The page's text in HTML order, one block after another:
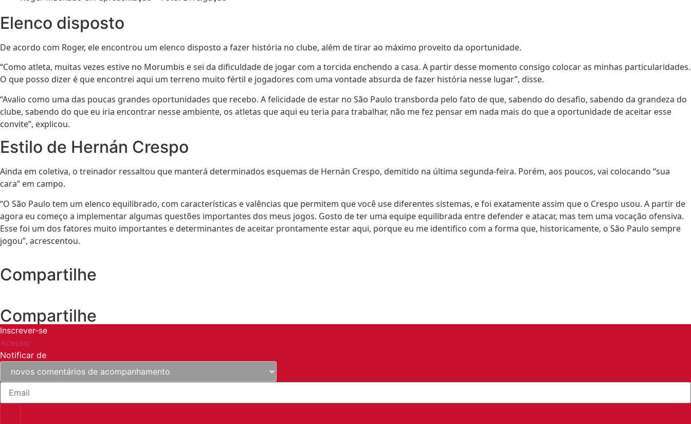
Elenco disposto
De acordo com Roger, ele encontrou um elenco disposto a fazer história no clube, além de tirar ao máximo proveito da oportunidade.
“Como atleta, muitas vezes estive no Morumbis e sei da dificuldade de jogar com a torcida enchendo a casa. A partir desse momento consigo colocar as minhas particularidades.
O que posso dizer é que encontrei aqui um terreno muito fértil e jogadores com uma vontade absurda de fazer história nesse lugar”, disse.
“Avalio como uma das poucas grandes oportunidades que recebo. A felicidade de estar no São Paulo transborda pelo fato de que, sabendo do desafio, sabendo da grandeza do
clube, sabendo do que eu iria encontrar nesse ambiente, os atletas que aqui eu teria para trabalhar, não me fez pensar em nada mais do que a oportunidade de aceitar esse
convite”, explicou.
Estilo de Hernán Crespo
Ainda em coletiva, o treinador ressaltou que manterá determinados esquemas de Hernán Crespo, demitido na última segunda-feira. Porém, aos poucos, vai colocando “sua
cara” em campo.
“O São Paulo tem um elenco equilibrado, com características e valências que permitem que você use diferentes sistemas, e foi exatamente assim que o Crespo usou. A partir de
agora eu começo a implementar algumas questões importantes dos meus jogos. Gosto de ter uma equipe equilibrada entre defender e atacar, mas tem uma vocação ofensiva.
Esse foi um dos fatores muito importantes e determinantes de aceitar prontamente estar aqui, porque eu me identifico com a forma que, historicamente, o São Paulo sempre
jogou”, acrescentou.
Compartilhe
Compartilhe
Inscrever-se
Acessar
Notificar de